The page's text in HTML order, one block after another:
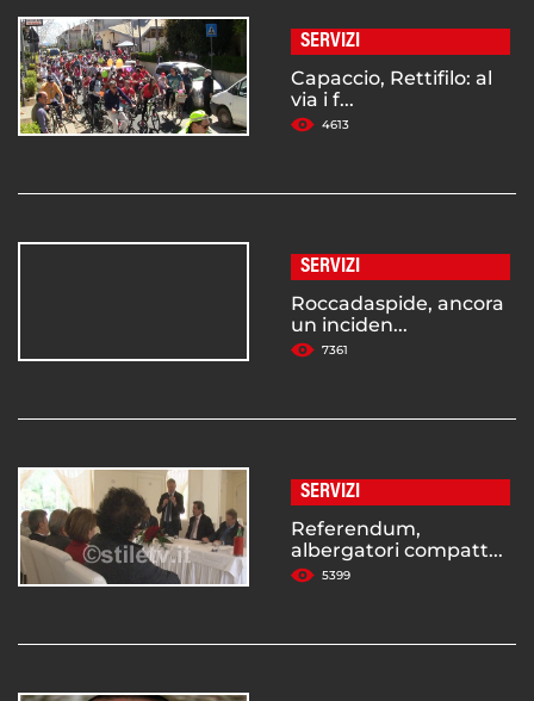
SERVIZI
Capaccio, Rettifilo: al
via i f...
4613
SERVIZI
Roccadaspide, ancora
un inciden...
7361
SERVIZI
Referendum,
albergatori compatt...
5399